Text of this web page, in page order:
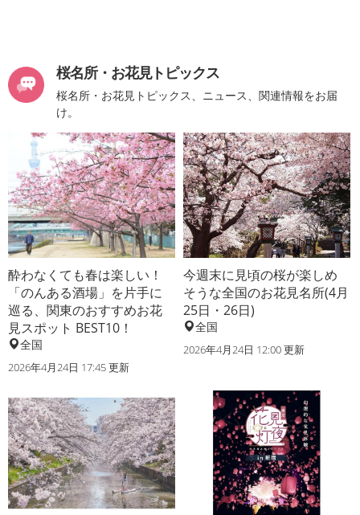
桜名所・お花見トピックス
桜名所・お花見トピックス、ニュース、関連情報をお届
け。
酔わなくても春は楽しい！
「のんある酒場」を片手に
巡る、関東のおすすめお花
見スポット BEST10！
全国
2026年4月24日 17:45 更新
今週末に見頃の桜が楽しめ
そうな全国のお花見名所(4月
25日・26日)
全国
2026年4月24日 12:00 更新